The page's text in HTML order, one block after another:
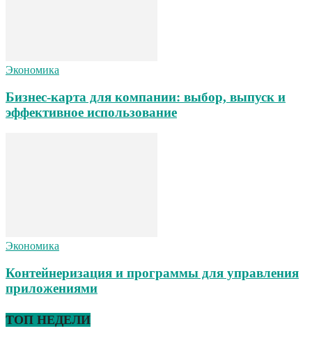
Экономика
Бизнес-карта для компании: выбор, выпуск и
эффективное использование
Экономика
Контейнеризация и программы для управления
приложениями
ТОП НЕДЕЛИ